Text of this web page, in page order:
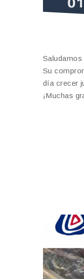
Su
día crecer
¡Muchas